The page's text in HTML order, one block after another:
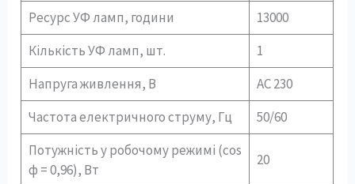
Ресурс УФ ламп, години
13000
Кількість УФ ламп, шт.
1
Напруга живлення, В
АС 230
Частота електричного струму, Гц
50/60
Потужність у робочому режимі (cos
ф = 0,96), Вт
20